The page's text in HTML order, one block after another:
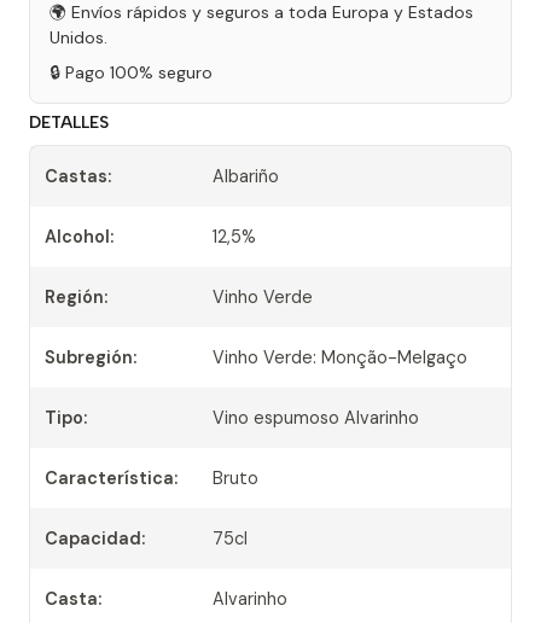
🌍 Envíos rápidos y seguros a toda Europa y Estados
Unidos.
🔒 Pago 100% seguro
DETALLES
Castas: Albariño
Alcohol: 12,5%
Región: Vinho Verde
Subregión: Vinho Verde: Monção-Melgaço
Tipo: Vino espumoso Alvarinho
Característica: Bruto
Capacidad: 75cl
Casta: Alvarinho